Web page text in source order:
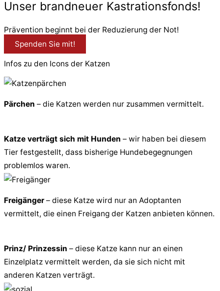
Unser brandneuer Kastrationsfonds!
Prävention beginnt bei der Reduzierung der Not!
Spenden Sie mit!
Infos zu den Icons der Katzen
Pärchen – die Katzen werden nur zusammen vermittelt.
Katze verträgt sich mit Hunden – wir haben bei diesem
Tier festgestellt, dass bisherige Hundebegegnungen
problemlos waren.
Freigänger – diese Katze wird nur an Adoptanten
vermittelt, die einen Freigang der Katzen anbieten können.
Prinz/ Prinzessin – diese Katze kann nur an einen
Einzelplatz vermittelt werden, da sie sich nicht mit
anderen Katzen verträgt.